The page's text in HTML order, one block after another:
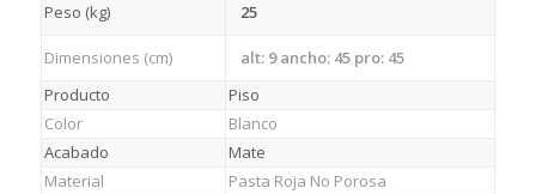
Peso (kg)
25
Dimensiones (cm)
alt: 9 ancho: 45 pro: 45
Producto
Piso
Color
Blanco
Acabado
Mate
Material
Pasta Roja No Porosa